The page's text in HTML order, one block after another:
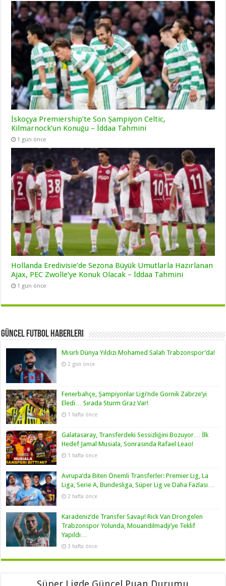
İskoçya Premiership’te Son Şampiyon Celtic,
Kilmarnock’un Konuğu – İddaa Tahmini
1 gün önce
Hollanda Eredivisie’de Sezona Büyük Umutlarla Hazırlanan
Ajax, PEC Zwolle’ye Konuk Olacak – İddaa Tahmini
1 gün önce
Güncel Futbol Haberleri
Mısırlı Dünya Yıldızı Mohamed Salah Trabzonspor’da!
2 gün önce
Fenerbahçe, Şampiyonlar Ligi’nde Gornik Zabrze’yi
Eledi… Sırada Sturm Graz Var!
1 hafta önce
Galatasaray, Transferdeki Sessizliğini Bozuyor… İlk
Hedef Jamal Musiala, Sonrasında Rafael Leao!
1 hafta önce
Avrupa’da Biten Önemli Transferler: Premier Lig, La
Liga, Serie A, Bundesliga, Süper Lig ve Daha Fazlası…
2 hafta önce
Karadeniz’de Transfer Savaşı! Rick Van Drongelen
Trabzonspor Yolunda, Mouandilmadji’ye Teklif
Yapıldı…
3 hafta önce